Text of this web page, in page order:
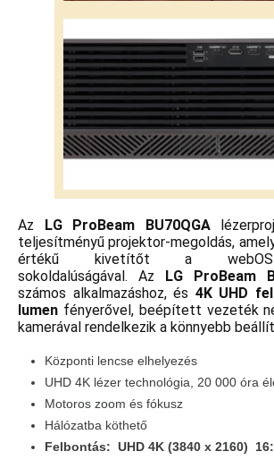
Az LG ProBeam BU70QGA
teljesítményű projektor-megoldás,
értékű kivetítőt a webOS-
sokoldalúságával. Az LG ProBeam
számos alkalmazáshoz, és 4K UHD
lumen fényerővel, beépített vezeték
kamerával rendelkezik a könnyebb
Központi lencse elhelyezés
UHD 4K lézer technológia, 20 000 óra
Motoros zoom és fókusz
Hálózatba köthető
Felbontás: UHD 4K (3840 x 2160)